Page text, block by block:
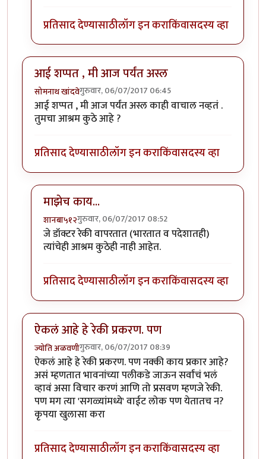
प्रतिसाद देण्यासाठीलॉग इन कराकिंवासदस्य व्हा
आई शप्पत , मी आज पर्यंत अस्ल
सोमनाथ खांदवेगुरुवार, 06/07/2017 06:45
आई शप्पत , मी आज पर्यंत अस्ल काही वाचाल नव्हतं .
तुमचा आश्रम कुठे आहे ?
प्रतिसाद देण्यासाठीलॉग इन कराकिंवासदस्य व्हा
माझेच काय...
शानबा५१२गुरुवार, 06/07/2017 08:52
In reply toआई शप्पत , मी आज पर्यंत अस्लby
जे डॉक्टर रेकी वापरतात (भारतात व पदेशातही)
त्यांचेही आश्रम कुठेही नाही आहेत.
प्रतिसाद देण्यासाठीलॉग इन कराकिंवासदस्य व्हा
ऐकलं आहे हे रेकी प्रकरण. पण
ज्योति अळवणीगुरुवार, 06/07/2017 08:39
ऐकलं आहे हे रेकी प्रकरण. पण नक्की काय प्रकार आहे?
असं म्हणतात भावनांच्या पलीकडे जाऊन सर्वांचं भलं
व्हावं असा विचार करणं आणि तो प्रसवण म्हणजे रेकी.
पण मग त्या 'सगळ्यांमध्ये' वाईट लोक पण येतातच न?
कृपया खुलासा करा
प्रतिसाद देण्यासाठीलॉग इन कराकिंवासदस्य व्हा